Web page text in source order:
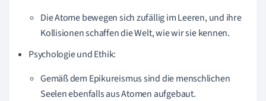
Die Atome bewegen sich zufällig im Leeren, und ihre
Kollisionen schaffen die Welt, wie wir sie kennen.
Psychologie und Ethik:
Gemäß dem Epikureismus sind die menschlichen
Seelen ebenfalls aus Atomen aufgebaut.